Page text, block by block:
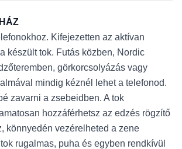
Kifejezetten az aktívan
készült tok. Futás közben, Nordic
görkorcsolyázás vagy
mindig kéznél lehet a telefonod.
zavarni a zsebeidben. A tok
hozzáférhetsz az edzés rögzítő
könnyedén vezérelheted a zene
rugalmas, puha és egyben rendkívül